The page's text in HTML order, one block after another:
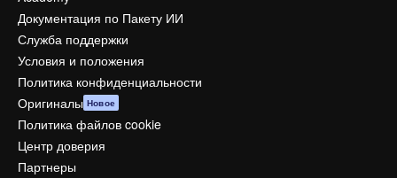
Документация по Пакету ИИ
Служба поддержки
Условия и положения
Политика конфиденциальности
Оригиналы Новое
Политика файлов cookie
Центр доверия
Партнеры